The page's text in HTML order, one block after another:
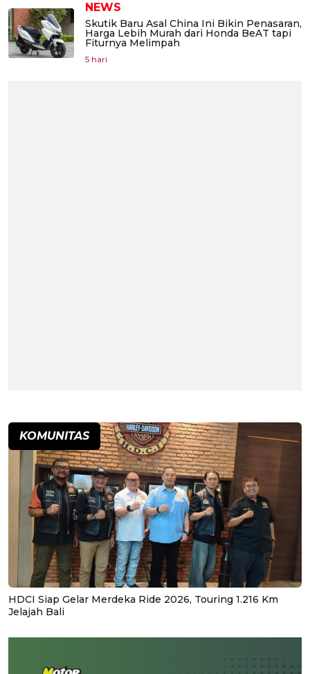
NEWS
Skutik Baru Asal China Ini Bikin Penasaran,
Harga Lebih Murah dari Honda BeAT tapi
Fiturnya Melimpah
5 hari
KOMUNITAS
HDCI Siap Gelar Merdeka Ride 2026, Touring 1.216 Km
Jelajah Bali